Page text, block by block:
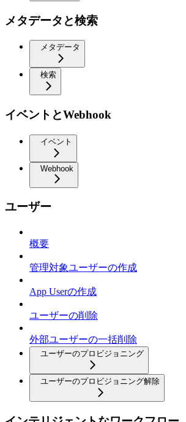
メタデータと検索
メタデータ
検索
イベントとWebhook
イベント
Webhook
ユーザー
概要
管理対象ユーザーの作成
App Userの作成
ユーザーの削除
外部ユーザーの一括削除
ユーザーのプロビジョニング
ユーザーのプロビジョニング解除